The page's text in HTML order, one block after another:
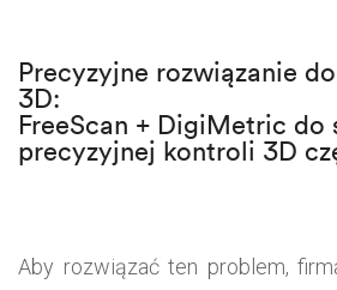
Precyzyjne rozwiązanie
3D:
FreeScan + DigiMetric do
precyzyjnej kontroli 3D
Aby rozwiązać ten problem,